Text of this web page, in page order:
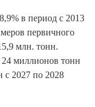
в период с 2013
первичного
млн. тонн.
24 миллионов тонн
с 2027 по 2028